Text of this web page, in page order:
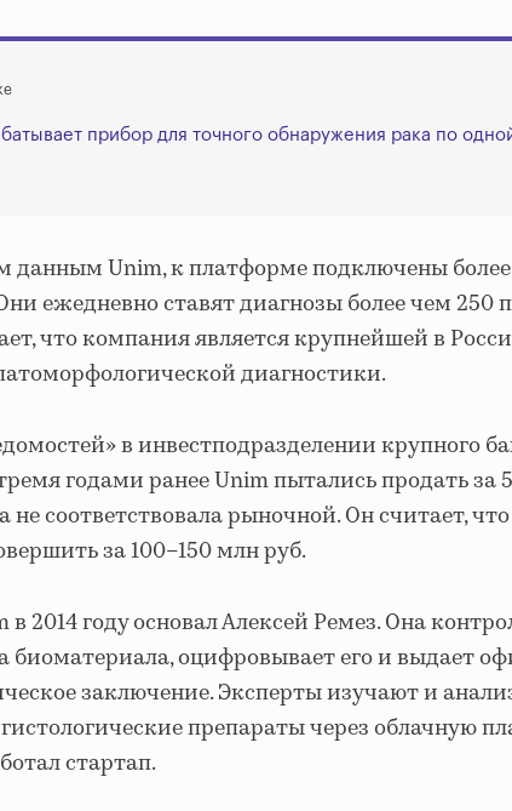
прибор для точного обнаружения рака по
данным Unim, к платформе подключены
ежедневно ставят диагнозы более чем 250
что компания является крупнейшей в
диагностики.
в инвестподразделении крупного
годами ранее Unim пытались продать за
не соответствовала рыночной. Он считает,
за 100–150 млн руб.
2014 году основал Алексей Ремез. Она
биоматериала, оцифровывает его и выдает
заключение. Эксперты изучают и
препараты через облачную
стартап.